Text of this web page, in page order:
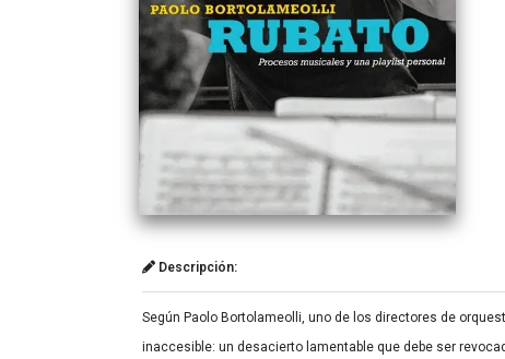
Descripción:
Según Paolo Bortolameolli, uno de los directores de
inaccesible: un desacierto lamentable que debe ser